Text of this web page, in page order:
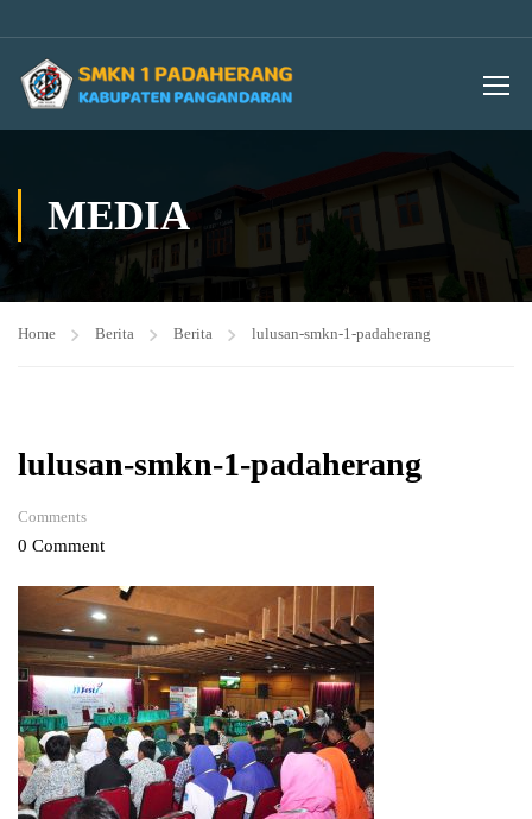
MEDIA
Home Berita Berita lulusan-smkn-1-padaherang
lulusan-smkn-1-padaherang
Comments
0 Comment